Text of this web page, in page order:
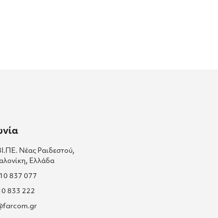
Νέας Ραιδεστού,
Ελλάδα
837 077
833 222